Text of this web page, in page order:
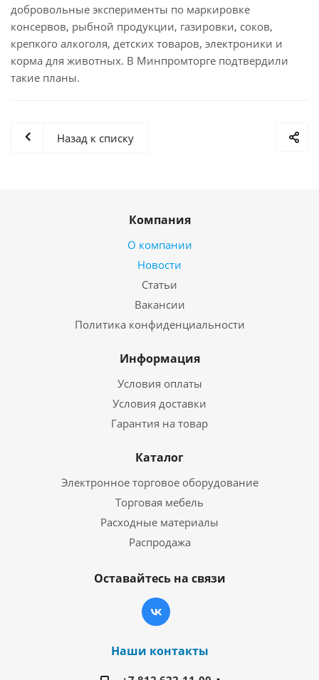
добровольные эксперименты по маркировке
консервов, рыбной продукции, газировки, соков,
крепкого алкоголя, детских товаров, электроники и
корма для животных. В Минпромторге подтвердили
такие планы.
Назад к списку
Компания
О компании
Новости
Статьи
Вакансии
Политика конфиденциальности
Информация
Условия оплаты
Условия доставки
Гарантия на товар
Каталог
Электронное торговое оборудование
Торговая мебель
Расходные материалы
Распродажа
Оставайтесь на связи
Наши контакты